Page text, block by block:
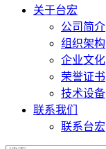
关于台宏
公司简介
组织架构
企业文化
荣誉证书
技术设备
联系我们
联系台宏